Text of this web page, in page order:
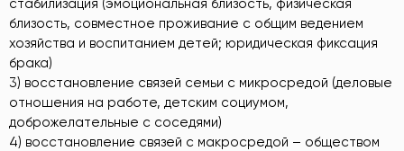
стабилизация (эмоциональная близость, физическая
близость, совместное проживание с общим ведением
хозяйства и воспитанием детей; юридическая фиксация
брака)
3) восстановление связей семьи с микросредой (деловые
отношения на работе, детским социумом,
доброжелательные с соседями)
4) восстановление связей с макросредой – обществом